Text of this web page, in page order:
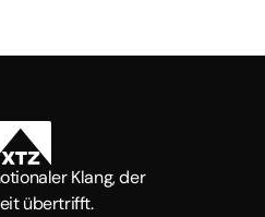
Klang, der
übertrifft.